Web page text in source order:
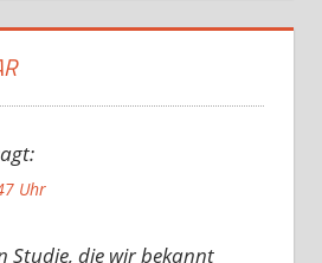
Uhr
Studie, die wir bekannt